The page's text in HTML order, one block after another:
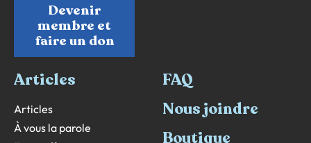
Devenir
membre et
faire un don
Articles
Articles
À vous la parole
FAQ
Nous joindre
Boutique